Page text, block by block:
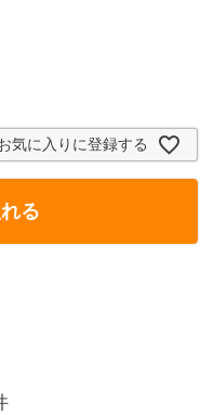
気に入りに登録する
る